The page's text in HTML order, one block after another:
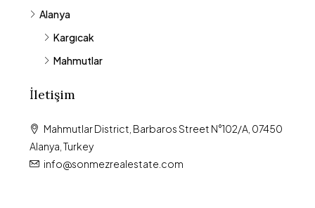
Alanya
Kargıcak
Mahmutlar
İletişim
Mahmutlar District, Barbaros Street N°102/A, 07450
Alanya, Turkey
info@sonmezrealestate.com